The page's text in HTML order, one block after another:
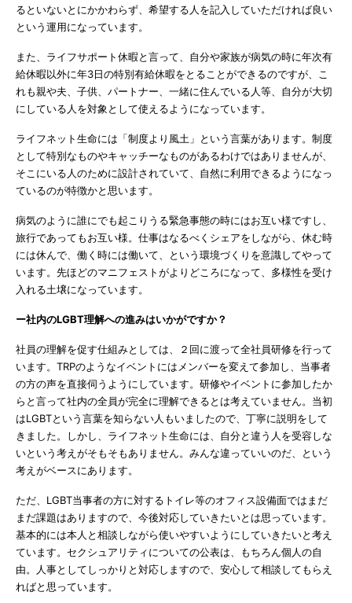
るといないとにかかわらず、希望する人を記入していただければ良い
という運用になっています。
また、ライフサポート休暇と言って、自分や家族が病気の時に年次有
給休暇以外に年3日の特別有給休暇をとることができるのですが、こ
れも親や夫、子供、パートナー、一緒に住んでいる人等、自分が大切
にしている人を対象として使えるようになっています。
ライフネット生命には「制度より風土」という言葉があります。制度
として特別なものやキャッチーなものがあるわけではありませんが、
そこにいる人のために設計されていて、自然に利用できるようになっ
ているのが特徴かと思います。
病気のように誰にでも起こりうる緊急事態の時にはお互い様ですし、
旅行であってもお互い様。仕事はなるべくシェアをしながら、休む時
には休んで、働く時には働いて、という環境づくりを意識してやって
います。先ほどのマニフェストがよりどころになって、多様性を受け
入れる土壌になっています。
ー社内のLGBT理解への進みはいかがですか？
社員の理解を促す仕組みとしては、２回に渡って全社員研修を行って
います。TRPのようなイベントにはメンバーを変えて参加し、当事者
の方の声を直接伺うようにしています。研修やイベントに参加したか
らと言って社内の全員が完全に理解できるとは考えていません。当初
はLGBTという言葉を知らない人もいましたので、丁寧に説明をして
きました。しかし、ライフネット生命には、自分と違う人を受容しな
いという考えがそもそもありません。みんな違っていいのだ、という
考えがベースにあります。
ただ、LGBT当事者の方に対するトイレ等のオフィス設備面ではまだ
まだ課題はありますので、今後対応していきたいとは思っています。
基本的には本人と相談しながら使いやすいようにしていきたいと考え
ています。セクシュアリティについての公表は、もちろん個人の自
由。人事としてしっかりと対応しますので、安心して相談してもらえ
ればと思っています。